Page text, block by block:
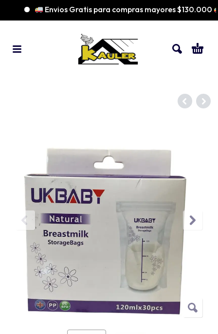
Envios Gratis para compras mayores $130.000